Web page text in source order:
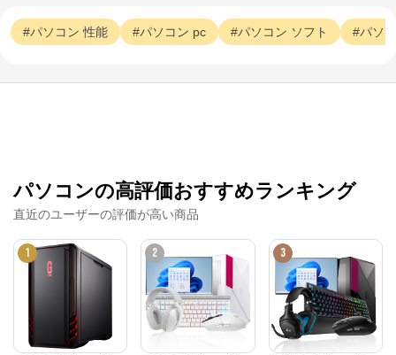
パソコン 性能 パソコン pc パソコン ソフト パソ
パソコンの高評価おすすめランキング
直近のユーザーの評価が高い商品
1 2 3